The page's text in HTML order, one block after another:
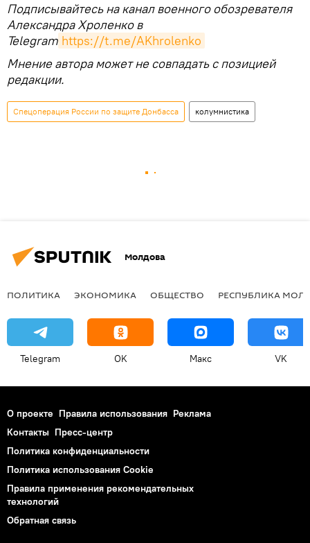
Подписывайтесь на канал военного обозревателя
Александра Хроленко в
Telegram https://t.me/AKhrolenko
Мнение автора может не совпадать с позицией
редакции.
Спецоперация России по защите Донбасса колумнистика
Молдова
ПОЛИТИКА ЭКОНОМИКА ОБЩЕСТВО РЕСПУБЛИКА
Telegram OK Макс VK
О проекте Правила использования Реклама
Контакты Пресс-центр
Политика конфиденциальности
Политика использования Cookie
Правила применения рекомендательных
технологий
Обратная связь